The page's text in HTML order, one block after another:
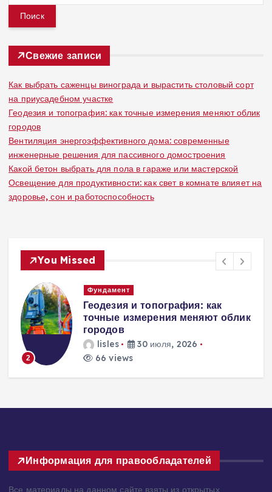
т
Свежие записи
Как выбрать саженцы винограда и вырастить столовый сорт
на приусадебном участке
Геодезия и топография: как точные измерения меняют облик
городов
Вентиляция энергоэффективного дома: современные
инженерные решения для пассивного домостроения
Какой бетон выбрать для пола в гараже или мастерской
Освещение для продуктивности: как свет в комнате влияет на
здоровье, сон и работоспособность
You Missed
Вентиляция
Вентиляция
энергоэффективного дома:
современные инженерные
решения для пассивного
домостроения
Информация для правообладателей